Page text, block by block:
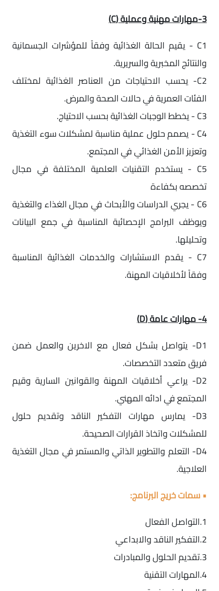
3-مهارات مهنية وعملية (C)
C1 - يقيم الحالة الغذائية وفقاً للمؤشرات الجسمانية
والنتائج المخبرية والسريرية.
C2- يحسب الاحتياجات من العناصر الغذائية لمختلف
الفئات العمرية في حالات الصحة والمرض.
C3 - يخطط الوجبات الغذائية بحسب الاحتياج.
C4 - يصمم حلول عملية مناسبة لمشكلات سوء التغذية
وتعزيز الأمن الغذائي في المجتمع.
C5 - يستخدم التقنيات العلمية المختلفة في مجال
تخصصه بكفاءة
C6 - يجري الدراسات والأبحاث في مجال الغذاء والتغذية
ويوظف البرامج الإحصائية المناسبة في جمع البيانات
وتحليلها.
C7 - يقدم الاستشارات والخدمات الغذائية المناسبة
وفقاً لأخلاقيات المهنة.
4- مهارات عامة (D)
D1- يتواصل بشكل فعال مع الاخرين والعمل ضمن
فريق متعدد التخصصات.
D2- يراعي أخلاقيات المهنة والقوانين السارية وقيم
المجتمع في ادائه المهني.
D3- يمارس مهارات التفكير الناقد وتقديم حلول
للمشكلات واتخاذ القرارات الصحيحة.
D4- التعلم والتطوير الذاتي والمستمر في مجال التغذية
العلاجية.
• سمات خريج البرنامج:
1.التواصل الفعال
2.التفكير الناقد والابداعي
3.تقديم الحلول والمبادرات
4.المهارات التقنية